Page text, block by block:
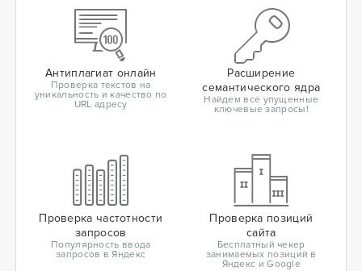
Антиплагиат онлайн
Проверка текстов на
уникальность и качество по
URL адресу
Расширение
семантического ядра
Найдем все упущенные
ключевые запросы!
Проверка частотности
запросов
Популярность ввода
запросов в Яндекс
Проверка позиций
сайта
Бесплатный чекер
занимаемых позиций в
Яндекс и Google